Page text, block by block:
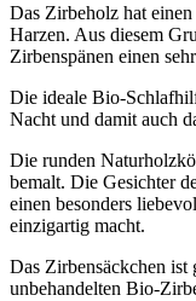
Das Zirbeholz hat
Harzen. Aus diesem
Zirbenspänen einen
Die ideale Bio-
Nacht und damit auch
Die runden
bemalt. Die Gesichter
einen besonders
einzigartig macht.
Das Zirbensäckchen ist
unbehandelten Bio-